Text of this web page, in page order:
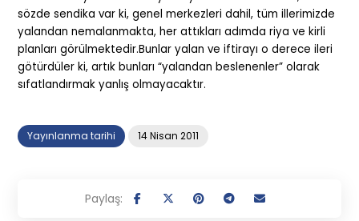
sözde sendika var ki, genel merkezleri dahil, tüm illerimizde
yalandan nemalanmakta, her attıkları adımda riya ve kirli
planları görülmektedir.Bunlar yalan ve iftirayı o derece ileri
götürdüler ki, artık bunları “yalandan beslenenler” olarak
sıfatlandırmak yanlış olmayacaktır.
Yayınlanma tarihi 14 Nisan 2011